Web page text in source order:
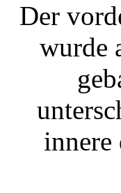
Der
wurde
innere